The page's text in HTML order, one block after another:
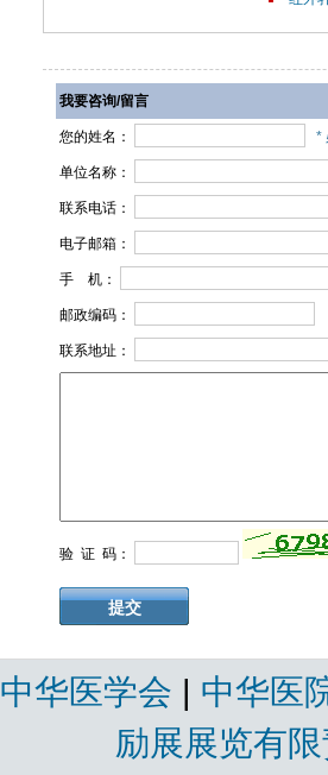
我要咨询/留言
您的姓名： *
单位名称：
联系电话：
电子邮箱：
手 机：
邮政编码：
联系地址：
验 证 码：
中华医学会 | 中华医
励展展览有